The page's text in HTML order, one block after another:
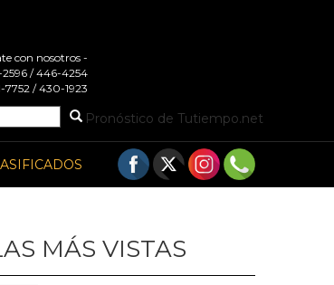
con nosotros -
2596 / 446-4254
/ 430-1923
Pronóstico de Tutiempo.net
MÁS VISTAS